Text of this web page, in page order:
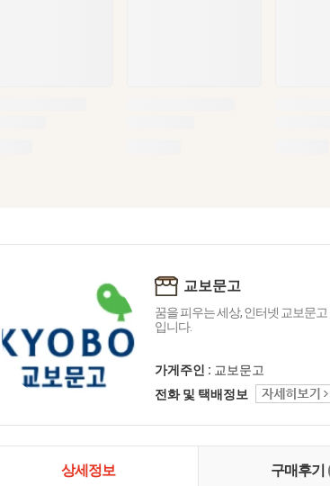
교보문고
꿈을 피우는 세상, 인터넷 교보문고
입니다.
가게주인 : 교보문고
전화 및 택배정보
상세정보 구매후기